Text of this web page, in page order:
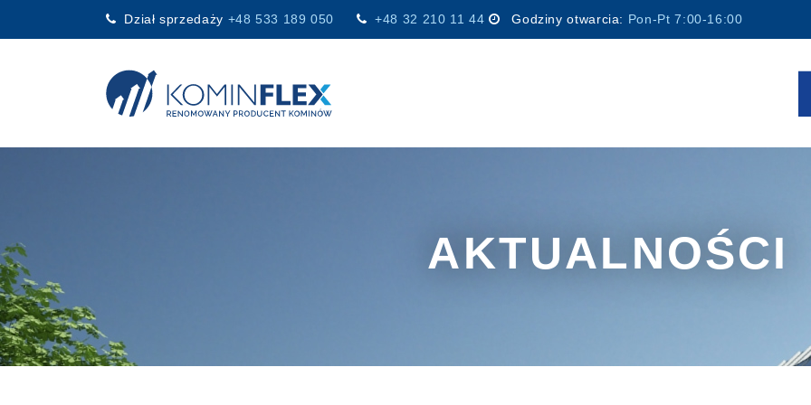
Dział sprzedaży +48 533 189 050 +48 32 210 11 44 Godziny otwarcia: Pon-Pt 7:00-16:00
Main Navigation
AKTUALNOŚCI